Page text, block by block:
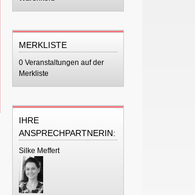
MERKLISTE
0 Veranstaltungen auf der
Merkliste
IHRE
ANSPRECHPARTNERIN:
Silke Meffert